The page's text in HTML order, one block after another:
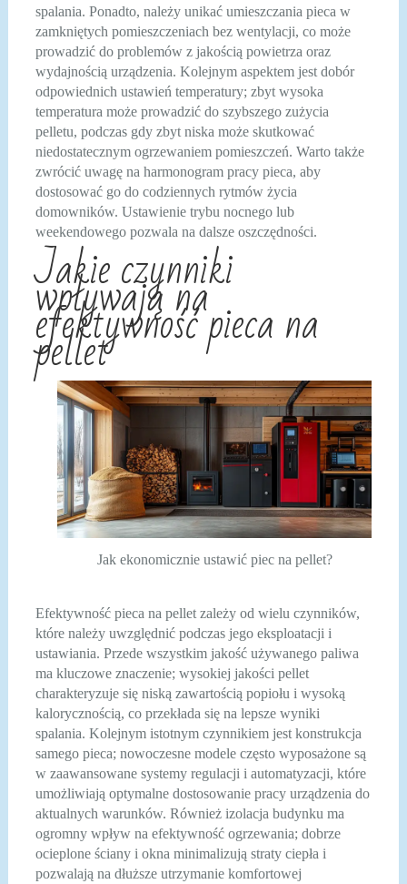
spalania. Ponadto, należy unikać umieszczania pieca w
zamkniętych pomieszczeniach bez wentylacji, co może
prowadzić do problemów z jakością powietrza oraz
wydajnością urządzenia. Kolejnym aspektem jest dobór
odpowiednich ustawień temperatury; zbyt wysoka
temperatura może prowadzić do szybszego zużycia
pelletu, podczas gdy zbyt niska może skutkować
niedostatecznym ogrzewaniem pomieszczeń. Warto także
zwrócić uwagę na harmonogram pracy pieca, aby
dostosować go do codziennych rytmów życia
domowników. Ustawienie trybu nocnego lub
weekendowego pozwala na dalsze oszczędności.
Jakie czynniki
wpływają na
efektywność pieca na
pellet
Jak ekonomicznie ustawić piec na pellet?
Efektywność pieca na pellet zależy od wielu czynników,
które należy uwzględnić podczas jego eksploatacji i
ustawiania. Przede wszystkim jakość używanego paliwa
ma kluczowe znaczenie; wysokiej jakości pellet
charakteryzuje się niską zawartością popiołu i wysoką
kalorycznością, co przekłada się na lepsze wyniki
spalania. Kolejnym istotnym czynnikiem jest konstrukcja
samego pieca; nowoczesne modele często wyposażone są
w zaawansowane systemy regulacji i automatyzacji, które
umożliwiają optymalne dostosowanie pracy urządzenia do
aktualnych warunków. Również izolacja budynku ma
ogromny wpływ na efektywność ogrzewania; dobrze
ocieplone ściany i okna minimalizują straty ciepła i
pozwalają na dłuższe utrzymanie komfortowej